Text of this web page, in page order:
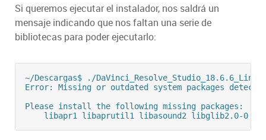
Si queremos ejecutar el instalador, nos saldrá un
mensaje indicando que nos faltan una serie de
bibliotecas para poder ejecutarlo:
~/Descargas$ ./
Error: Missing or outdated system packages
Please install the following missing packages: